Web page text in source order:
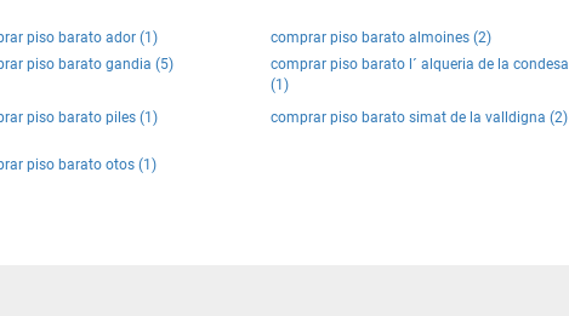
piso barato ador (1) comprar piso barato almoines (2)
piso barato gandia (5)
comprar piso barato l´ alqueria de la condesa
(1)
piso barato piles (1) comprar piso barato simat de la valldigna (2)
piso barato otos (1)